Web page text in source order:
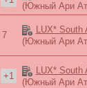
(Южный Ари
7
LUX* South
(Южный Ари
+1
LUX* South
(Южный Ари